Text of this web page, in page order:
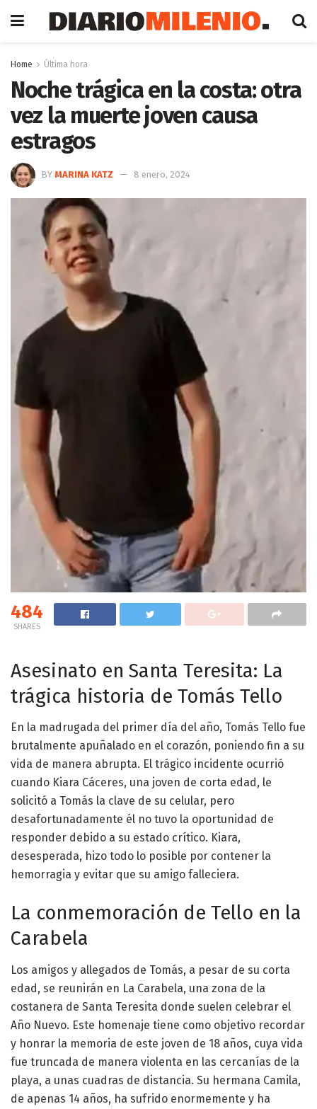
Home Última hora
Noche trágica en la costa: otra
vez la muerte joven causa
estragos
BY MARINA KATZ 8 enero, 2024
484
SHARES
Asesinato en Santa Teresita: La
trágica historia de Tomás Tello
En la madrugada del primer día del año, Tomás Tello fue
brutalmente apuñalado en el corazón, poniendo fin a su
vida de manera abrupta. El trágico incidente ocurrió
cuando Kiara Cáceres, una joven de corta edad, le
solicitó a Tomás la clave de su celular, pero
desafortunadamente él no tuvo la oportunidad de
responder debido a su estado crítico. Kiara,
desesperada, hizo todo lo posible por contener la
hemorragia y evitar que su amigo falleciera.
La conmemoración de Tello en la
Carabela
Los amigos y allegados de Tomás, a pesar de su corta
edad, se reunirán en La Carabela, una zona de la
costanera de Santa Teresita donde suelen celebrar el
Año Nuevo. Este homenaje tiene como objetivo recordar
y honrar la memoria de este joven de 18 años, cuya vida
fue truncada de manera violenta en las cercanías de la
playa, a unas cuadras de distancia. Su hermana Camila,
de apenas 14 años, ha sufrido enormemente y ha